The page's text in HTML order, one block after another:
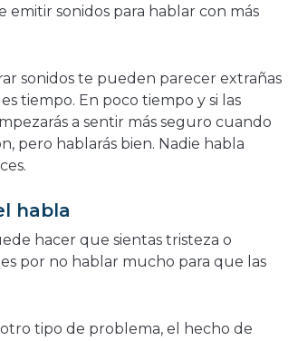
emitir sonidos para hablar con más
sonidos te pueden parecer extrañas
tiempo. En poco tiempo y si las
a sentir más seguro cuando
pero hablarás bien. Nadie habla
habla
hacer que sientas tristeza o
por no hablar mucho para que las
tipo de problema, el hecho de